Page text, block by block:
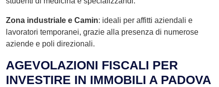
Zona industriale e Camin: ideali per affitti aziendali e
lavoratori temporanei, grazie alla presenza di numerose
aziende e poli direzionali.
AGEVOLAZIONI FISCALI PER
INVESTIRE IN IMMOBILI A PADOVA